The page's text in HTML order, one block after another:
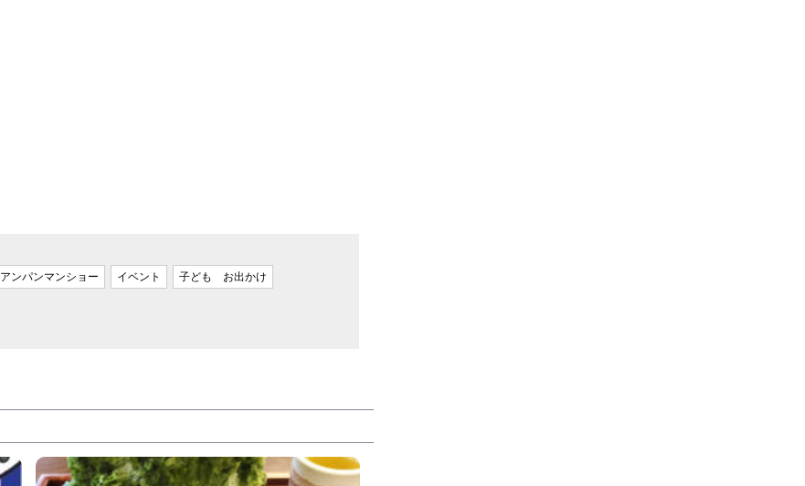
アンパンマンショー イベント 子ども お出かけ